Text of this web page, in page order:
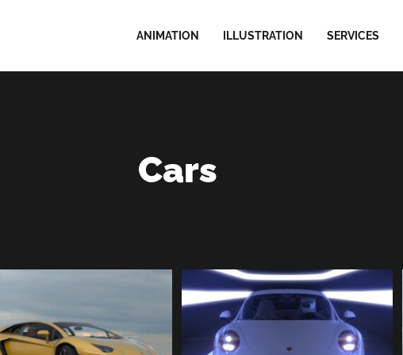
ANIMATION ILLUSTRATION SERVICES
Cars
PORSCHE 911 blue | 3D